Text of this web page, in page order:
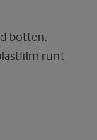
botten.
runt